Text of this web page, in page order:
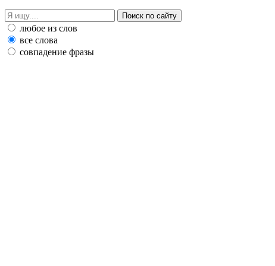
любое из слов
все слова
совпадение фразы